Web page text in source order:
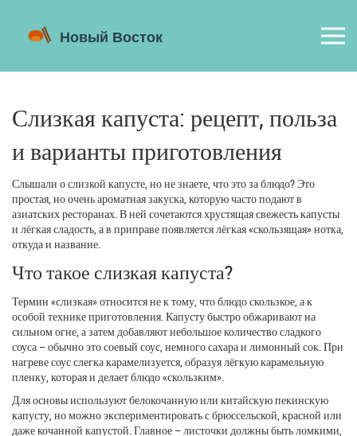
Слизкая капуста: рецепт, польза
и варианты приготовления
Слышали о слизкой капусте, но не знаете, что это за блюдо? Это
простая, но очень ароматная закуска, которую часто подают в
азиатских ресторанах. В ней сочетаются хрустящая свежесть капусты
и лёгкая сладость, а в приправе появляется лёгкая «скользящая» нотка,
откуда и название.
Что такое слизкая капуста?
Термин «слизкая» относится не к тому, что блюдо скользкое, а к
особой технике приготовления. Капусту быстро обжаривают на
сильном огне, а затем добавляют небольшое количество сладкого
соуса – обычно это соевый соус, немного сахара и лимонный сок. При
нагреве соус слегка карамелизуется, образуя лёгкую карамельную
пленку, которая и делает блюдо «скользким».
Для основы используют белокочанную или китайскую пекинскую
капусту, но можно экспериментировать с брюссельской, красной или
даже кочанной капустой. Главное – листочки должны быть ломкими,